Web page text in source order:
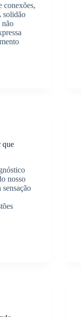
conexões,
solidão
não
que
nosso